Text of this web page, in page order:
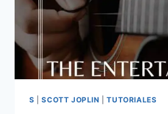
S |SCOTT JOPLIN |TUTORIALES